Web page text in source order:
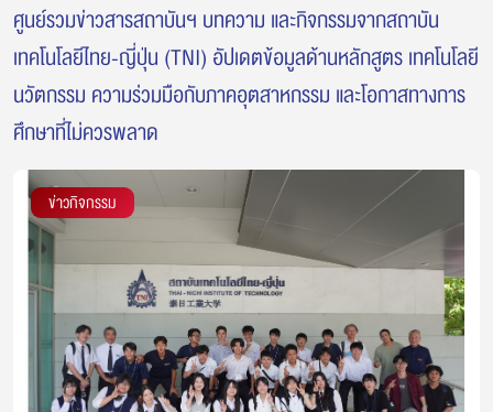
ศูนย์รวมข่าวสารสถาบันฯ บทความ และกิจกรรมจากสถาบัน
เทคโนโลยีไทย-ญี่ปุ่น (TNI) อัปเดตข้อมูลด้านหลักสูตร เทคโนโลยี
นวัตกรรม ความร่วมมือกับภาคอุตสาหกรรม และโอกาสทางการ
ศึกษาที่ไม่ควรพลาด
ข่าวกิจกรรม